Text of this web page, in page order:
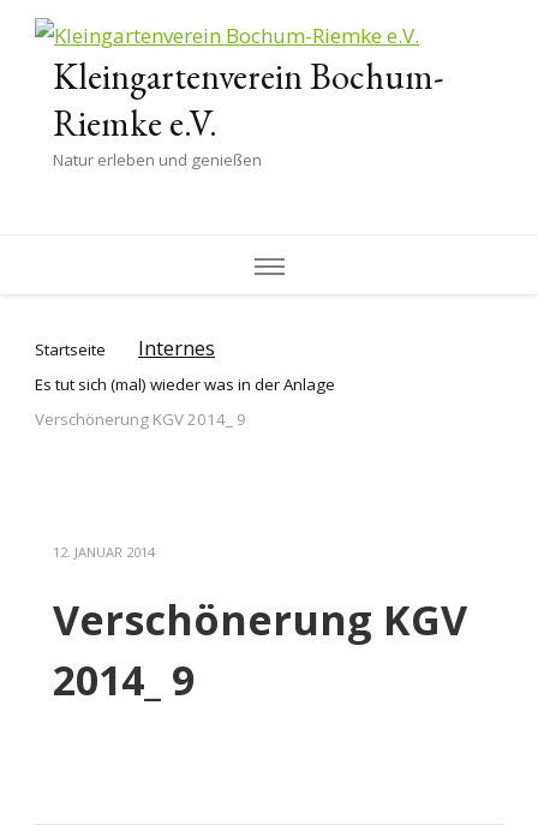
Kleingartenverein Bochum-
Riemke e.V.
Natur erleben und genießen
Startseite Internes
Es tut sich (mal) wieder was in der Anlage
Verschönerung KGV 2014_ 9
12. JANUAR 2014
Verschönerung KGV
2014_ 9